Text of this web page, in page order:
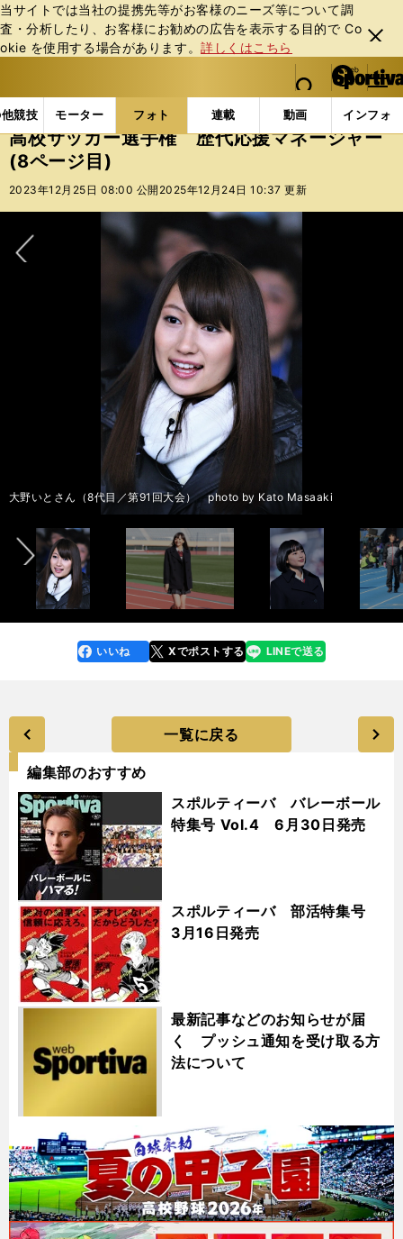
当サイトでは当社の提携先等がお客様のニーズ等について調
査・分析したり、お客様にお勧めの広告を表⽰する⽬的で Co
okie を使⽤する場合があります。詳しくはこちら
閉じ
る
web Sportiva (webスポルティーバ)
検索
マイペ
ー
ジ
メニュ
競技 モーター フォト 連載 動画 インフォ
b
ス
ポ
ル
バ
フォトギャラリー 高校サッカー選手権 歴代応援マネ
高校サッカー選手権 歴代応援マネージャー
(8ページ目)
2023年12月25日 08:00 公開 2025年12月24日 10:37 更新
大野いとさん（8代目／第91回大会） photo by Kato Masaaki
インタビュー記事＞＞
インタビュー記事＞＞
インタビュー記事＞＞
インタビュー記事＞＞
インタビュー記事＞＞
前へ
faceboo
k
いいね Xでポストする
line LINEで送る
一覧に戻る
編集部のおすすめ
スポルティーバ バレーボール
特集号 Vol.4 6月30日発売
スポルティーバ 部活特集号
3月16日発売
最新記事などのお知らせが届
く プッシュ通知を受け取る方
法について